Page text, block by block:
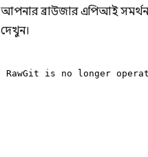
আপনার ব্রাউজার এপিআই
দেখুন।